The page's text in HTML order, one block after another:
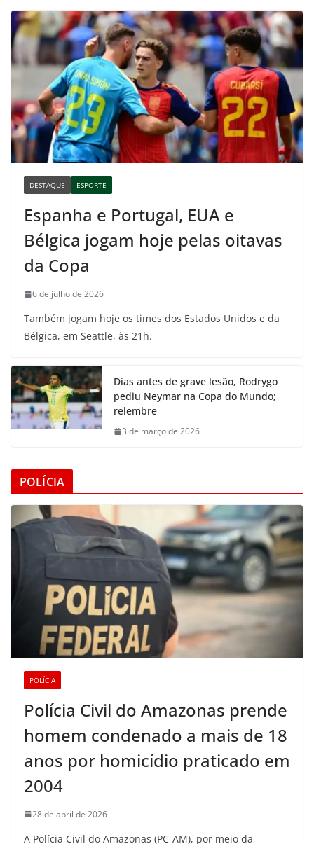
DESTAQUE ESPORTE
Espanha e Portugal, EUA e
Bélgica jogam hoje pelas oitavas
da Copa
6 de julho de 2026
Também jogam hoje os times dos Estados Unidos e da
Bélgica, em Seattle, às 21h.
Dias antes de grave lesão, Rodrygo
pediu Neymar na Copa do Mundo;
relembre
3 de março de 2026
POLÍCIA
POLÍCIA
Polícia Civil do Amazonas prende
homem condenado a mais de 18
anos por homicídio praticado em
2004
28 de abril de 2026
A Polícia Civil do Amazonas (PC-AM), por meio da